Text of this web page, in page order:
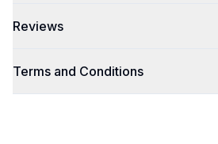
Reviews
Terms and Conditions